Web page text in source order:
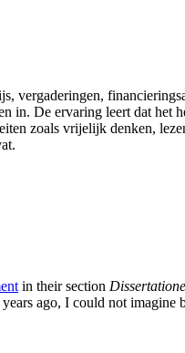
vergaderingen,
in. De ervaring leert dat het
zoals vrijelijk denken,
in their section
ago, I could not